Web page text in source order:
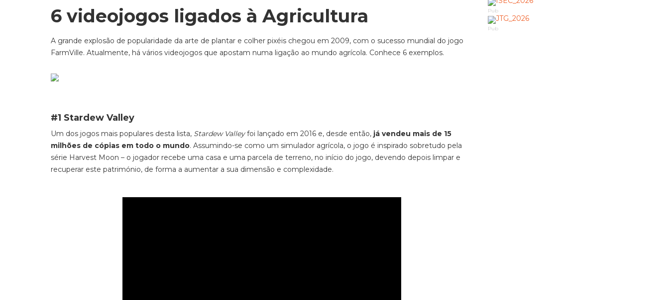
6 videojogos ligados à Agricultura
A grande explosão de popularidade da arte de plantar e colher pixéis chegou em 2009, com o sucesso mundial do jogo
FarmVille. Atualmente, há vários videojogos que apostam numa ligação ao mundo agrícola. Conhece 6 exemplos.
#1 Stardew Valley
Um dos jogos mais populares desta lista, Stardew Valleyfoi lançado em 2016 e, desde então, já vendeu mais de 15
milhões de cópias em todo o mundo. Assumindo-se como um simulador agrícola, o jogo é inspirado sobretudo pela
série Harvest Moon – o jogador recebe uma casa e uma parcela de terreno, no início do jogo, devendo depois limpar e
recuperar este património, de forma a aumentar a sua dimensão e complexidade.
Pub
Pub